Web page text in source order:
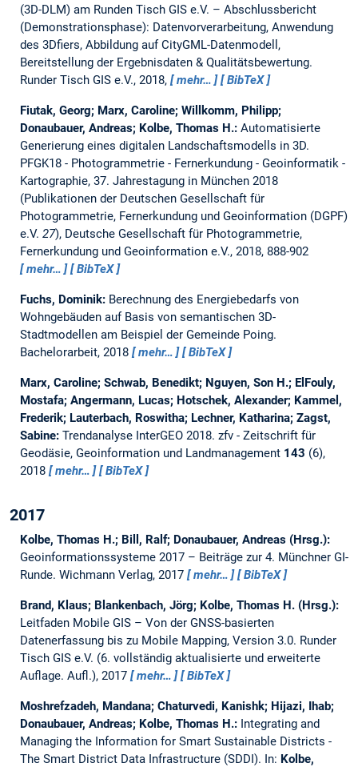
(3D-DLM) am Runden Tisch GIS e.V. – Abschlussbericht
(Demonstrationsphase): Datenvorverarbeitung, Anwendung
des 3Dfiers, Abbildung auf CityGML-Datenmodell,
Bereitstellung der Ergebnisdaten & Qualitätsbewertung.
Runder Tisch GIS e.V., 2018,
mehr… BibTeX
Fiutak, Georg; Marx, Caroline; Willkomm, Philipp;
Donaubauer, Andreas; Kolbe, Thomas H.: Automatisierte
Generierung eines digitalen Landschaftsmodells in 3D.
PFGK18 - Photogrammetrie - Fernerkundung - Geoinformatik -
Kartographie, 37. Jahrestagung in München 2018
(Publikationen der Deutschen Gesellschaft für
Photogrammetrie, Fernerkundung und Geoinformation (DGPF)
e.V. 27), Deutsche Gesellschaft für Photogrammetrie,
Fernerkundung und Geoinformation e.V., 2018, 888-902
mehr…
BibTeX
Fuchs, Dominik: Berechnung des Energiebedarfs von
Wohngebäuden auf Basis von semantischen 3D-
Stadtmodellen am Beispiel der Gemeinde Poing.
Bachelorarbeit, 2018 mehr… BibTeX
Marx, Caroline; Schwab, Benedikt; Nguyen, Son H.; ElFouly,
Mostafa; Angermann, Lucas; Hotschek, Alexander; Kammel,
Frederik; Lauterbach, Roswitha; Lechner, Katharina; Zagst,
Sabine: Trendanalyse InterGEO 2018. zfv - Zeitschrift für
Geodäsie, Geoinformation und Landmanagement 143 (6),
2018
mehr… BibTeX
2017
Kolbe, Thomas H.; Bill, Ralf; Donaubauer, Andreas (Hrsg.):
Geoinformationssysteme 2017 – Beiträge zur 4. Münchner GI-
Runde. Wichmann Verlag, 2017 mehr… BibTeX
Brand, Klaus; Blankenbach, Jörg; Kolbe, Thomas H. (Hrsg.):
Leitfaden Mobile GIS – Von der GNSS-basierten
Datenerfassung bis zu Mobile Mapping, Version 3.0. Runder
Tisch GIS e.V. (6. vollständig aktualisierte und erweiterte
Auflage. Aufl.), 2017
mehr… BibTeX
Moshrefzadeh, Mandana; Chaturvedi, Kanishk; Hijazi, Ihab;
Donaubauer, Andreas; Kolbe, Thomas H.: Integrating and
Managing the Information for Smart Sustainable Districts -
The Smart District Data Infrastructure (SDDI). In: Kolbe,